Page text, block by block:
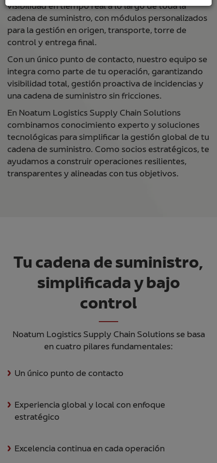
visibilidad en tiempo real a lo largo de toda la
cadena de suministro, con módulos personalizados
para la gestión en origen, transporte, torre de
control y entrega final.
Con un único punto de contacto, nuestro equipo se
integra como parte de tu operación, garantizando
visibilidad total, gestión proactiva de incidencias y
una cadena de suministro sin fricciones.
En Noatum Logistics Supply Chain Solutions
combinamos conocimiento experto y soluciones
tecnológicas para simplificar la gestión global de tu
cadena de suministro. Como socios estratégicos, te
ayudamos a construir operaciones resilientes,
transparentes y alineadas con tus objetivos.
Tu cadena de suministro,
simplificada y bajo
control
Noatum Logistics Supply Chain Solutions se basa
en cuatro pilares fundamentales:
Un único punto de contacto
Experiencia global y local con enfoque
estratégico
Excelencia continua en cada operación